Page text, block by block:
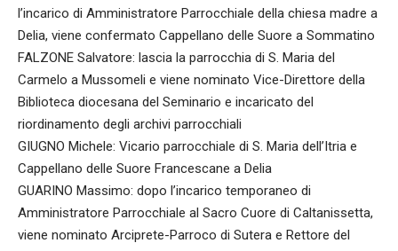
l’incarico di Amministratore Parrocchiale della chiesa madre a
Delia, viene confermato Cappellano delle Suore a Sommatino
FALZONE Salvatore: lascia la parrocchia di S. Maria del
Carmelo a Mussomeli e viene nominato Vice-Direttore della
Biblioteca diocesana del Seminario e incaricato del
riordinamento degli archivi parrocchiali
GIUGNO Michele: Vicario parrocchiale di S. Maria dell’Itria e
Cappellano delle Suore Francescane a Delia
GUARINO Massimo: dopo l’incarico temporaneo di
Amministratore Parrocchiale al Sacro Cuore di Caltanissetta,
viene nominato Arciprete-Parroco di Sutera e Rettore del